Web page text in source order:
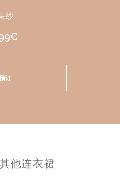
纱
订
他连衣裙